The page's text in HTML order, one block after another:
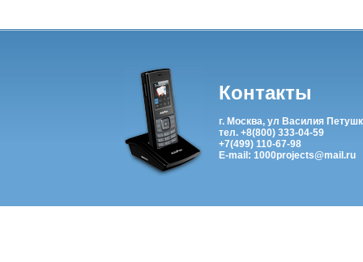
Контакты
г. Москва, ул Василия
тел. +8(800) 333-04-59
+7(499) 110-67-98
E-mail: 1000projects@mail.ru